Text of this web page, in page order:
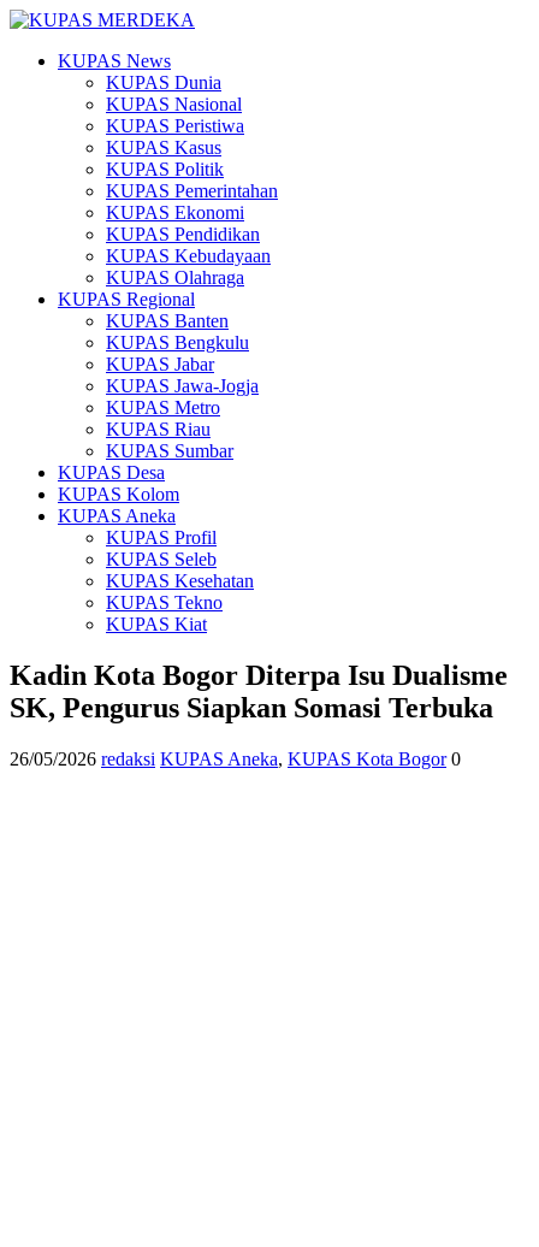
KUPAS News
KUPAS Dunia
KUPAS Nasional
KUPAS Peristiwa
KUPAS Kasus
KUPAS Politik
KUPAS Pemerintahan
KUPAS Ekonomi
KUPAS Pendidikan
KUPAS Kebudayaan
KUPAS Olahraga
KUPAS Regional
KUPAS Banten
KUPAS Bengkulu
KUPAS Jabar
KUPAS Jawa-Jogja
KUPAS Metro
KUPAS Riau
KUPAS Sumbar
KUPAS Desa
KUPAS Kolom
KUPAS Aneka
KUPAS Profil
KUPAS Seleb
KUPAS Kesehatan
KUPAS Tekno
KUPAS Kiat
Kadin Kota Bogor Diterpa Isu Dualisme
SK, Pengurus Siapkan Somasi Terbuka
26/05/2026 redaksi KUPAS Aneka, KUPAS Kota Bogor 0